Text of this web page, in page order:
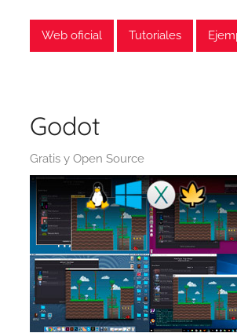
Web oficial Tutoriales
Godot
Gratis y Open Source